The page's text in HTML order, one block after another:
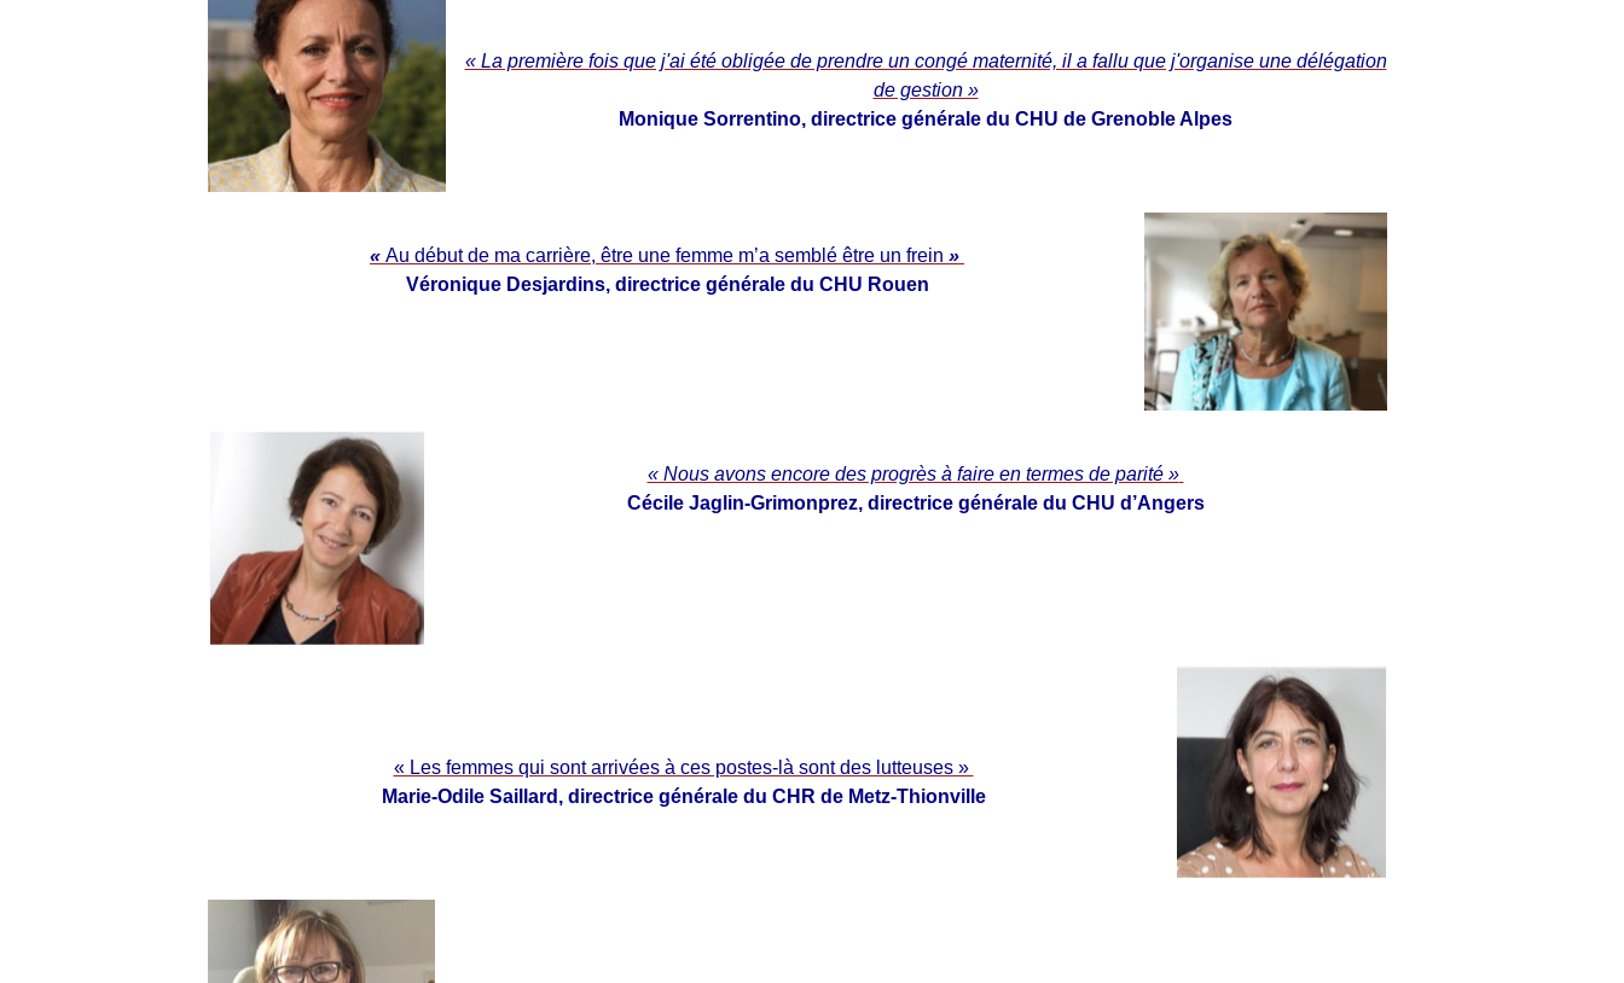
« La première fois que j'ai été obligée de prendre un congé maternité, il a fallu que j'organise une délégation
de gestion »
Monique Sorrentino, directrice générale du CHU de Grenoble Alpes
« Au début de ma carrière, être une femme m’a semblé être un frein »
Véronique Desjardins, directrice générale du CHU Rouen
« Nous avons encore des progrès à faire en termes de parité »
Cécile Jaglin-Grimonprez, directrice générale du CHU d’Angers
« Les femmes qui sont arrivées à ces postes-là sont des lutteuses »
Marie-Odile Saillard, directrice générale du CHR de Metz-Thionville